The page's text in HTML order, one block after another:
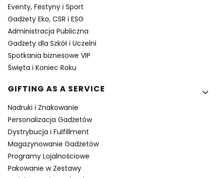
Eventy, Festyny i Sport
Gadżety Eko, CSR i ESG
Administracja Publiczna
Gadżety dla Szkół i Uczelni
Spotkania biznesowe VIP
Święta i Koniec Roku
GIFTING AS A SERVICE
Nadruki i Znakowanie
Personalizacja Gadżetów
Dystrybucja i Fulfillment
Magazynowanie Gadżetów
Programy Lojalnościowe
Pakowanie w Zestawy